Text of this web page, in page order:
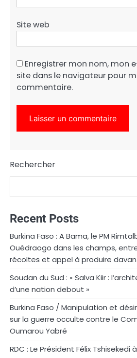
Site web
Enregistrer mon nom, mon
site dans le navigateur pour
commentaire.
Rechercher
Recent Posts
Burkina Faso : A Bama, le PM
Ouédraogo dans les champs,
récoltes et appel à produire
Soudan du Sud : « Salva Kiir :
d’une nation debout »
Burkina Faso / Manipulation et
sur la guerre occulte contre le
Oumarou Yabré
RDC : Le Président Félix Tshisekedi